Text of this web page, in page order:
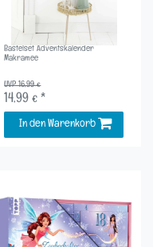
Bastelset Adventskalender
Makramee
UVP 16,99 €
14,99 € *
In den Warenkorb